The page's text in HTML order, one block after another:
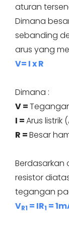
aturan
Dimana
sebanding
arus yang
V= I x R
Dimana :
V =
I =Arus listrik
R =Besar
Berdasarkan
resistor
tegangan
VR1 = IR1 =